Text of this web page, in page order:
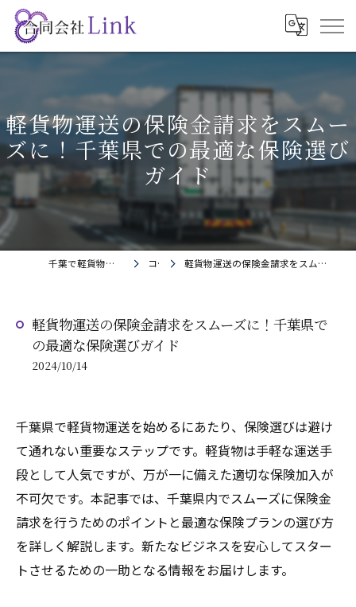
軽貨物運送の保険金請求をスムー
ズに！千葉県での最適な保険選び
ガイド
千葉で軽貨物の求人なら合同会社Link コラム 軽貨物運送の保険金請求をスムーズに！千葉県での最適な保険選びガイド
軽貨物運送の保険金請求をスムーズに！千葉県で
の最適な保険選びガイド
2024/10/14
千葉県で軽貨物運送を始めるにあたり、保険選びは避け
て通れない重要なステップです。軽貨物は手軽な運送手
段として人気ですが、万が一に備えた適切な保険加入が
不可欠です。本記事では、千葉県内でスムーズに保険金
請求を行うためのポイントと最適な保険プランの選び方
を詳しく解説します。新たなビジネスを安心してスター
トさせるための一助となる情報をお届けします。